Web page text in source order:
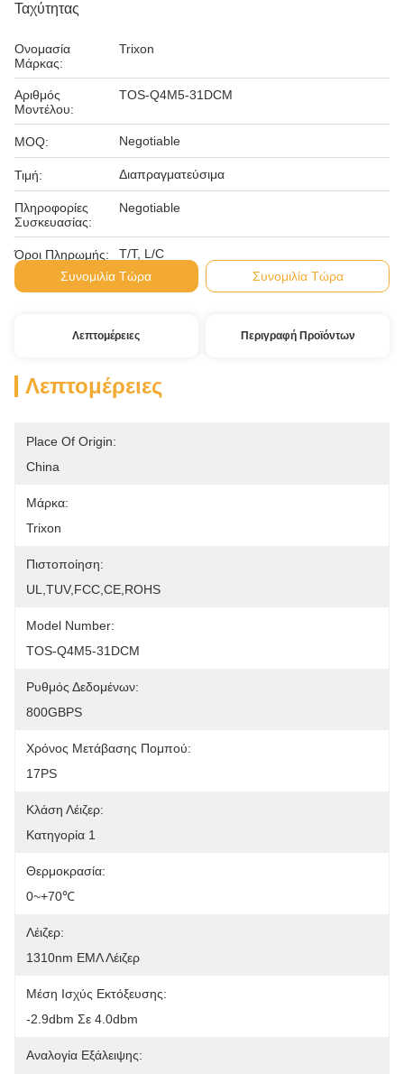
Ταχύτητας
Ονομασία
Μάρκας:
Trixon
Αριθμός
Μοντέλου:
TOS-Q4M5-31DCM
MOQ: Negotiable
Τιμή: Διαπραγματεύσιμα
Πληροφορίες
Συσκευασίας:
Negotiable
Όροι Πληρωμής:
T/T, L/C
Συνομιλία Τώρα
Συνομιλία Τώρα
Λεπτομέρειες Περιγραφή Προϊόντων
Λεπτομέρειες
Place Of Origin:
China
Μάρκα:
Trixon
Πιστοποίηση:
UL,TUV,FCC,CE,ROHS
Model Number:
TOS-Q4M5-31DCM
Ρυθμός Δεδομένων:
800GBPS
Χρόνος Μετάβασης Πομπού:
17PS
Κλάση Λέιζερ:
Κατηγορία 1
Θερμοκρασία:
0~+70℃
Λέιζερ:
1310nm ΕΜΛ Λέιζερ
Μέση Ισχύς Εκτόξευσης:
-2.9dbm Σε 4.0dbm
Αναλογία Εξάλειψης: